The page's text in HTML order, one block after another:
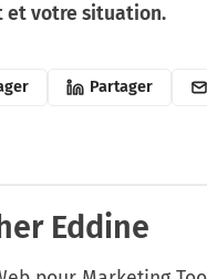
et votre situation.
Partager
Eddine